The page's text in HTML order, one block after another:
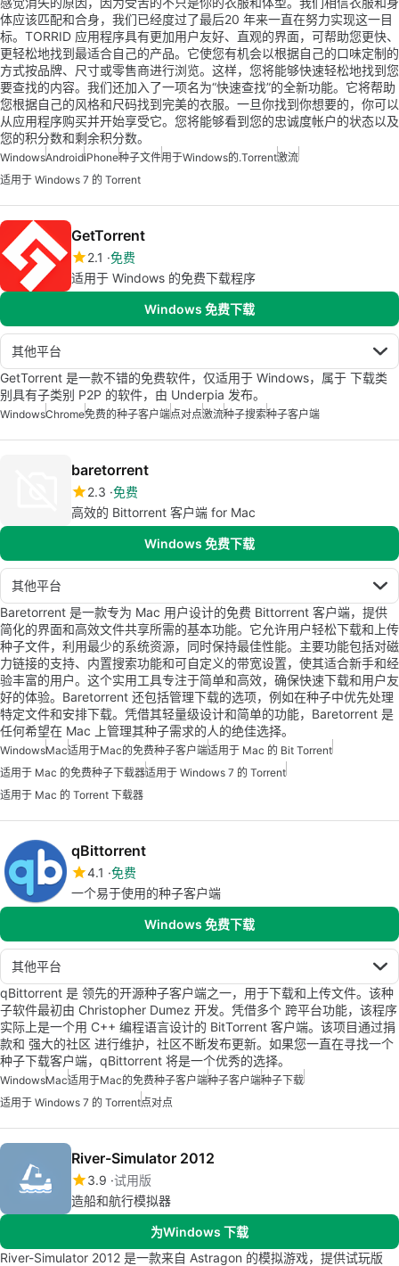
体应该匹配和合身，我们已经度过了最后20 年来一直在努力实现这一目
标。TORRID 应用程序具有更加用户友好、直观的界面，可帮助您更快、
更轻松地找到最适合自己的产品。它使您有机会以根据自己的口味定制的
方式按品牌、尺寸或零售商进行浏览。这样，您将能够快速轻松地找到您
要查找的内容。我们还加入了一项名为“快速查找”的全新功能。它将帮助
您根据自己的风格和尺码找到完美的衣服。一旦你找到你想要的，你可以
从应用程序购买并开始享受它。您将能够看到您的忠诚度帐户的状态以及
您的积分数和剩余积分数。
WindowsAndroidiPhone种子文件用于Windows的.Torrent激流
适用于 Windows 7 的 Torrent
GetTorrent
2.1 免费
适用于 Windows 的免费下载程序
Windows 免费下载
其他平台
GetTorrent 是一款不错的免费软件，仅适用于 Windows，属于 下载类
别具有子类别 P2P 的软件，由 Underpia 发布。
WindowsChrome免费的种子客户端点对点激流种子搜索种子客户端
baretorrent
2.3 免费
高效的 Bittorrent 客户端 for Mac
Windows 免费下载
其他平台
Baretorrent 是一款专为 Mac 用户设计的免费 Bittorrent 客户端，提供
简化的界面和高效文件共享所需的基本功能。它允许用户轻松下载和上传
种子文件，利用最少的系统资源，同时保持最佳性能。主要功能包括对磁
力链接的支持、内置搜索功能和可自定义的带宽设置，使其适合新手和经
验丰富的用户。这个实用工具专注于简单和高效，确保快速下载和用户友
好的体验。Baretorrent 还包括管理下载的选项，例如在种子中优先处理
特定文件和安排下载。凭借其轻量级设计和简单的功能，Baretorrent 是
任何希望在 Mac 上管理其种子需求的人的绝佳选择。
WindowsMac适用于Mac的免费种子客户端适用于 Mac 的 Bit Torrent
适用于 Mac 的免费种子下载器适用于 Windows 7 的 Torrent
适用于 Mac 的 Torrent 下载器
qBittorrent
4.1 免费
一个易于使用的种子客户端
Windows 免费下载
其他平台
qBittorrent 是 领先的开源种子客户端之一，用于下载和上传文件。该种
子软件最初由 Christopher Dumez 开发。凭借多个 跨平台功能，该程序
实际上是一个用 C++ 编程语言设计的 BitTorrent 客户端。该项目通过捐
款和 强大的社区 进行维护，社区不断发布更新。如果您一直在寻找一个
种子下载客户端，qBittorrent 将是一个优秀的选择。
WindowsMac适用于Mac的免费种子客户端种子客户端种子下载
适用于 Windows 7 的 Torrent点对点
River-Simulator 2012
3.9 试用版
造船和航行模拟器
为Windows 下载
River-Simulator 2012 是一款来自 Astragon 的模拟游戏，提供试玩版